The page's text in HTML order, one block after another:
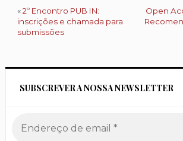
«2º Encontro PUB IN:
inscrições e chamada para
submissões
Open
SUBSCREVER A NOSSA NEWSLETTER